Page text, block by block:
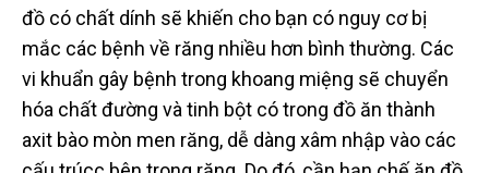
đồ có chất dính sẽ khiến cho bạn có nguy cơ bị
mắc các bệnh về răng nhiều hơn bình thường. Các
vi khuẩn gây bệnh trong khoang miệng sẽ chuyển
hóa chất đường và tinh bột có trong đồ ăn thành
axit bào mòn men răng, dễ dàng xâm nhập vào các